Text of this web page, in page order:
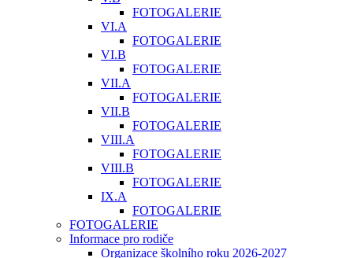
FOTOGALERIE
VI.A
FOTOGALERIE
VI.B
FOTOGALERIE
VII.A
FOTOGALERIE
VII.B
FOTOGALERIE
VIII.A
FOTOGALERIE
VIII.B
FOTOGALERIE
IX.A
FOTOGALERIE
FOTOGALERIE
Informace pro rodiče
Organizace školního roku 2026-2027